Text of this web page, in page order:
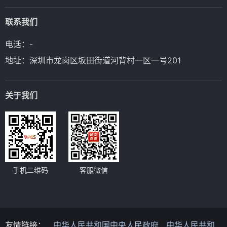
关注文献的最新进展
近年来，随着学科发展，很多领域的研究成果更新较快。
够确保论文的时效性，还能提升论文的学术价值。
性的课题，也可以通过逐步推进的方式完成。在研究过程
时间和较多资源。如果时间和资源有限，学生可以选择一
结合学术规范和导师建议
的要求给出合理的研究方法建议。此外，导师还可以帮助
你判断所选方法是否适用于你的研究领域，是否能达到研
究目标。
数据分析和处理方法的匹配
研究方法的选择不仅涉及数据的收集方式，还包括如何对
数据进行分析和处理。如果采用定量研究方法，需要选择
适合的数据分析工具（如SPSS、Excel、R、Python
等），并决定使用哪些统计方法（如描述性统计、回归分
析等）。而定性研究方法则可能涉及内容分析、话语分析
在选择题目时，要确保该课题是可以在限定的时间和资源
间有限且资源不足，选择一个可行性较高的课题会更有意
义。务必在题目选定前充分评估自己能掌握的资源和研究
与导师讨论自己的兴趣、初步想法以及研究方向，导师可
以帮助你调整题目，确保题目既符合学术要求，又有较高
的研究价值。
关注学术规范和题目范围
选题时还要确保题目不太宽泛也不太狭窄。一个过于宽泛
的题目会导致研究方向不明确，写作时容易分散精力，难
以深入。而题目过于狭窄，可能会限制研究的深度和广
联系我们
电话：-
地址：深圳市龙岗区坂田街道河背村一区一号201
关于我们
手机二维码 客服微信